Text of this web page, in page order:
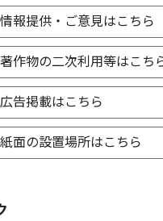
情報提供・ご意見はこちら
著作物の二次利用等はこち
広告掲載はこちら
紙面の設置場所はこちら